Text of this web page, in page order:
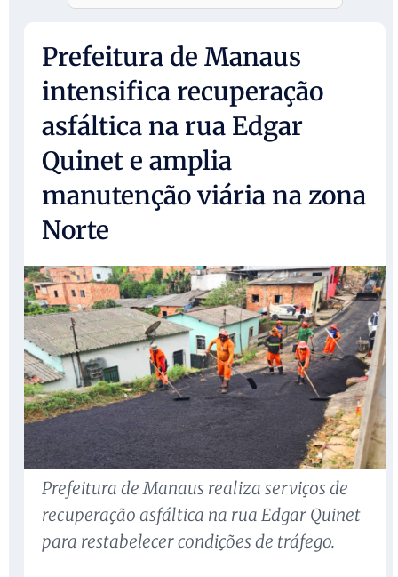
Prefeitura de Manaus
intensifica recuperação
asfáltica na rua Edgar
Quinet e amplia
manutenção viária na zona
Norte
Prefeitura de Manaus realiza serviços de
recuperação asfáltica na rua Edgar Quinet
para restabelecer condições de tráfego.